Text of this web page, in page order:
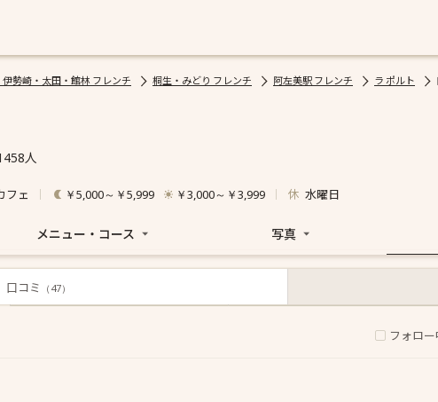
勢崎・太田・館林 フレンチ 桐生・みどり フレンチ 阿左美駅 フレンチ ラ ポルト
人
フェ ￥5,000～￥5,999 ￥3,000～￥3,999 休 水曜日
メニュー・コース 写真
口コミ （47）
フォロー